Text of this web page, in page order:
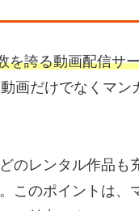
を誇る動画配信サ
画だけでなくマ
のレンタル作品
このポイントは、